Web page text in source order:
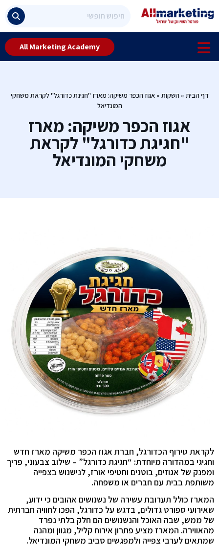
All Marketing Academy
דף הבית »השקות »אגוז הכפר משיקה: מארז "חגיגת כדורגל" לקראת משחקי
המונדיאל
אגוז הכפר משיקה: מארז
"חגיגת כדורגל" לקראת
משחקי המונדיאל
לקראת טירוף הכדורגל, חברת אגוז הכפר משיקה מארז חדש
וחגיגי במהדורה מיוחדת: “חגיגת כדורגל” – שילוב צבעוני, פריך
ומפנק של אגוזים, בוטנים וחטיפי אורז, לנישנוש בצפייה
משותפת בבית עם חברים או משפחה.
המארז כולל תערובת עשירה של נשנושים אהובים כי ידוע,
שאירועי ספורט גדולים, בדגש על כדורגל, הפכו לחוויה חברתית
של ממש, שבה האוכל והנשנושים הם חלק בלתי נפרד
מהאווירה. המארז מציע פתרון אירוח קליל, מגוון ומהנה
שמתאים לערבי צפייה ולמפגשים סביב משחקי המונדיאל.